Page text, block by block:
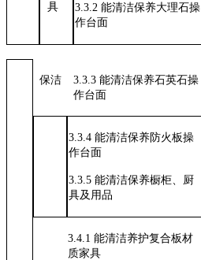
具
3.3.2能清洁保养大理石操
作台面
保洁
3.3.3 能清洁保养石英石操
作台面
3.3.4能清洁保养防火板操
作台面
3.3.5能清洁保养橱柜、厨
具及用品
3.4.1 能清洁养护复合板材
质家具